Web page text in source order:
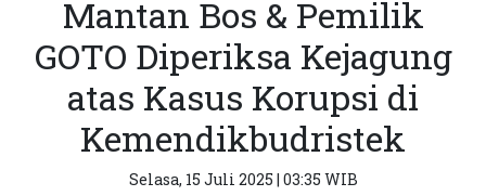
Mantan Bos & Pemilik
GOTO Diperiksa Kejagung
atas Kasus Korupsi di
Kemendikbudristek
Selasa, 15 Juli 2025 | 03:35 WIB